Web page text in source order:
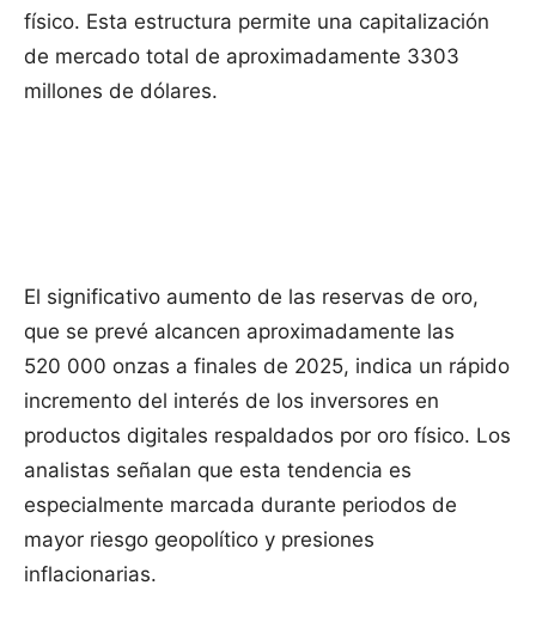
físico. Esta estructura permite una capitalización
de mercado total de aproximadamente 3303
millones de dólares.
El significativo aumento de las reservas de oro,
que se prevé alcancen aproximadamente las
520 000 onzas a finales de 2025, indica un rápido
incremento del interés de los inversores en
productos digitales respaldados por oro físico. Los
analistas señalan que esta tendencia es
especialmente marcada durante periodos de
mayor riesgo geopolítico y presiones
inflacionarias.